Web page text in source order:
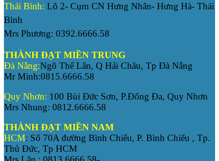
Thái Bình: Lô 2- Cụm CN Hưng Nhân- Hưng Hà- Thái
Bình
Mrs Phương: 0392.6666.58
THÀNH ĐẠT MIỀN TRUNG
Đà Nẵng:Ngô Thế Lân, Q Hải Châu, Tp Đà Nẵng
Mr Minh:0815.6666.58
Quy Nhơn: 100 Bùi Đức Sơn, P.Đống Đa, Quy Nhơn
Mrs Nhung: 0812.6666.58
THÀNH ĐẠT MIỀN NAM
HCM: Số 70A đường Bình Chiểu, P. Bình Chiểu , Tp.
Thủ Đức, Tp HCM